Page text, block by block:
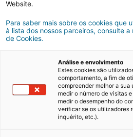
Pretende vender a
dicas para ter
Website.
Para saber mais sobre os cookies que
à lista dos nossos parceiros, consulte a
de Cookies.
Análise e envolvimento
Estes cookies são
comportamento, a fim de
compreender melhor a
medir o número de visitas
medir o desempenho do
verificar se os utilizadores
inquérito, etc.).